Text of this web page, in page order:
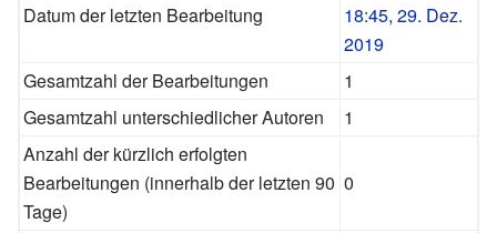
Datum der letzten Bearbeitung
18:45, 29. Dez.
2019
Gesamtzahl der Bearbeitungen
1
Gesamtzahl unterschiedlicher Autoren
1
Anzahl der kürzlich erfolgten
Bearbeitungen (innerhalb der letzten 90
Tage)
0